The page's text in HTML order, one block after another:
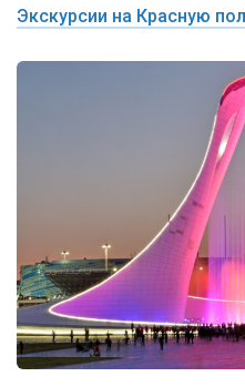
Экскурсии на Красную